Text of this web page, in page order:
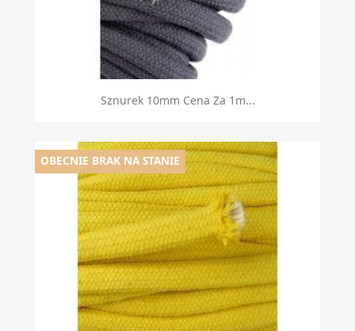
Sznurek 10mm Cena Za 1m...
OBECNIE BRAK NA STANIE